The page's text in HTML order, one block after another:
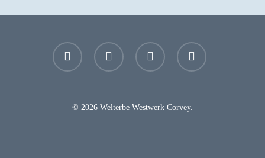
facebook youtube instagram email
© 2026 Welterbe Westwerk Corvey.